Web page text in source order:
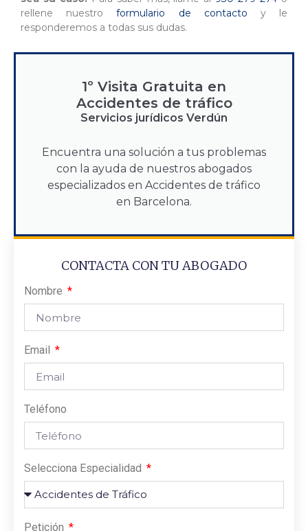
rellene nuestroformulario de contacto y le
responderemos a todas sus dudas.
1º Visita Gratuita en
Accidentes de tráfico
Servicios jurídicos Verdún
Encuentra una solución a tus problemas
con la ayuda de nuestros abogados
especializados en Accidentes de tráfico
en Barcelona.
CONTACTA CON TU ABOGADO
Nombre
Email
Teléfono
Selecciona Especialidad
Petición